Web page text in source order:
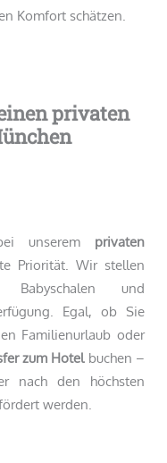
Komfort schätzen.
privaten
unserem privaten
Priorität. Wir stellen
Babyschalen und
Egal, ob Sie
Familienurlaub oder
zum Hotel buchen –
nach den höchsten
werden.